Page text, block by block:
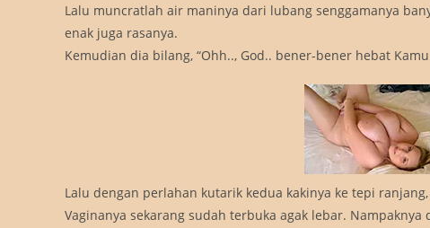
Lalu muncratlah air maninya dari lubang senggamanya
enak juga rasanya.
Kemudian dia bilang, “Ohh.., God.. bener-bener hebat
Lalu dengan perlahan kutarik kedua kakinya ke tepi
Vaginanya sekarang sudah terbuka agak lebar.